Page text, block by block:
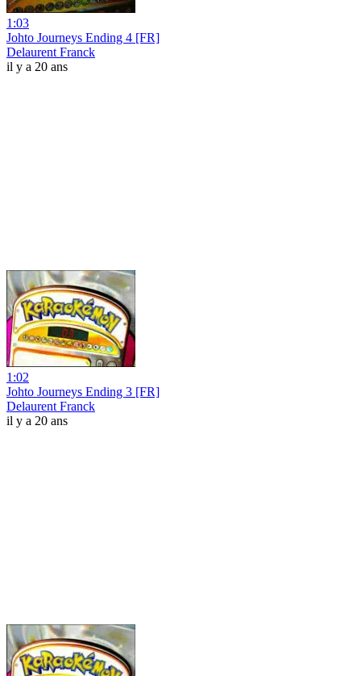
1:03
Johto Journeys Ending 4 [FR]
Delaurent Franck
il y a 20 ans
1:02
Johto Journeys Ending 3 [FR]
Delaurent Franck
il y a 20 ans